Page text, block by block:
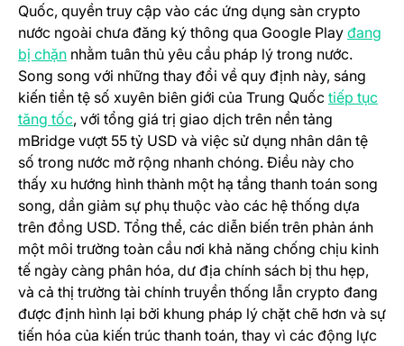
Quốc, quyền truy cập vào các ứng dụng sàn crypto
nước ngoài chưa đăng ký thông qua Google Play đang
bị chặn(opens in a new tab)
nhằm tuân thủ yêu cầu pháp lý trong nước.
Song song với những thay đổi về quy định này, sáng
kiến tiền tệ số xuyên biên giới của Trung Quốc tiếp tục
tăng tốc(opens in a new tab)
, với tổng giá trị giao dịch trên nền tảng
mBridge vượt 55 tỷ USD và việc sử dụng nhân dân tệ
số trong nước mở rộng nhanh chóng. Điều này cho
thấy xu hướng hình thành một hạ tầng thanh toán song
song, dần giảm sự phụ thuộc vào các hệ thống dựa
trên đồng USD. Tổng thể, các diễn biến trên phản ánh
một môi trường toàn cầu nơi khả năng chống chịu kinh
tế ngày càng phân hóa, dư địa chính sách bị thu hẹp,
và cả thị trường tài chính truyền thống lẫn crypto đang
được định hình lại bởi khung pháp lý chặt chẽ hơn và sự
tiến hóa của kiến trúc thanh toán, thay vì các động lực